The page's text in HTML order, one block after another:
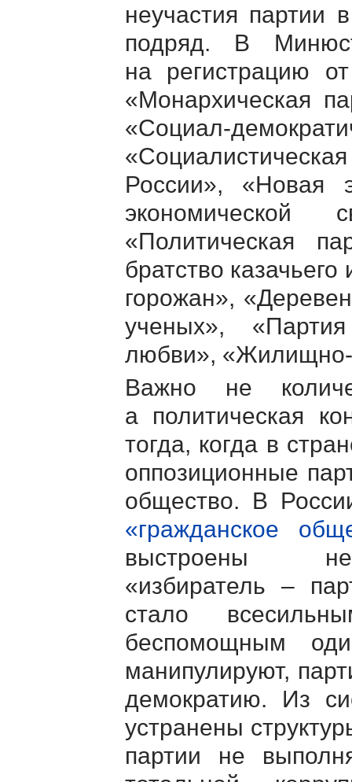
неучастия
подряд. В
на регистрацию
«Монархическая
«Социал-
России», «Новая
экономической
«Политическая
братство
горожан»,
ученых»,
любви», «Жилищно-
Важно не
а политическая
тогда, когда в
оппозиционные
общество. В
«гражданское
выстроены
«избиратель –
стало
беспомощным
манипулируют,
демократию. Из
устранены
партии не